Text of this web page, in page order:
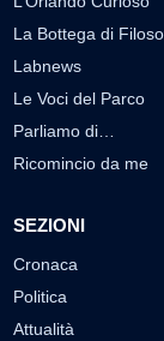
La Bottega di
Labnews
Le Voci del Parco
Parliamo di…
Ricomincio da me
SEZIONI
Cronaca
Politica
Attualità